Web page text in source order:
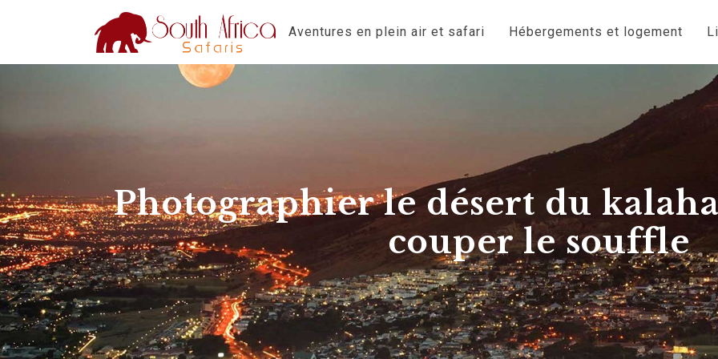
Aventures en plein air et safari Hébergements et logement
Photographier le désert du
couper le souffle